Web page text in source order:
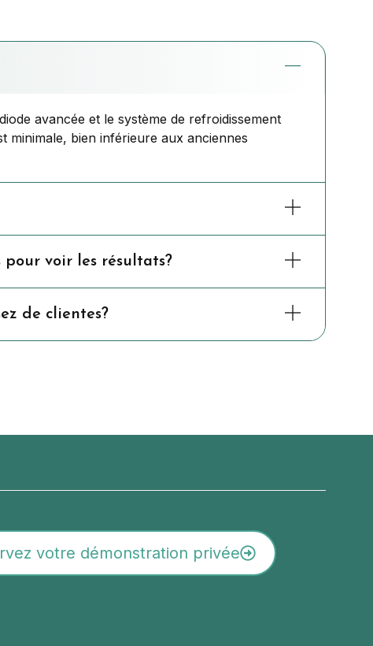
avancée et le système de refroidissement
minimale, bien inférieure aux anciennes
voir les résultats?
de clientes?
votre démonstration privée